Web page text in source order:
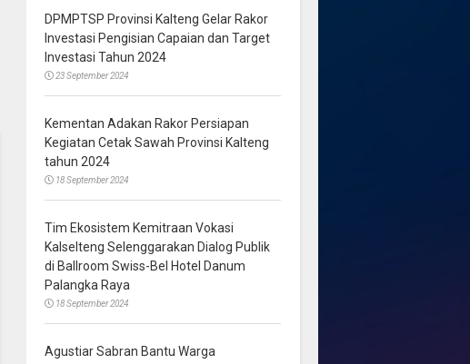
DPMPTSP Provinsi Kalteng Gelar Rakor
Investasi Pengisian Capaian dan Target
Investasi Tahun 2024
23 September 2024
Kementan Adakan Rakor Persiapan
Kegiatan Cetak Sawah Provinsi Kalteng
tahun 2024
18 September 2024
Tim Ekosistem Kemitraan Vokasi
Kalselteng Selenggarakan Dialog Publik
di Ballroom Swiss-Bel Hotel Danum
Palangka Raya
18 September 2024
Agustiar Sabran Bantu Warga